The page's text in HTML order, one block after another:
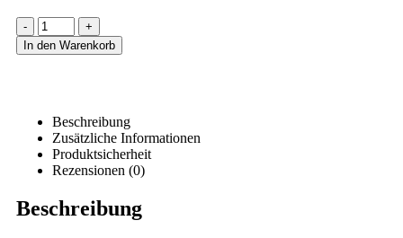
-
+
In den Warenkorb
Beschreibung
Zusätzliche Informationen
Produktsicherheit
Rezensionen (0)
Beschreibung